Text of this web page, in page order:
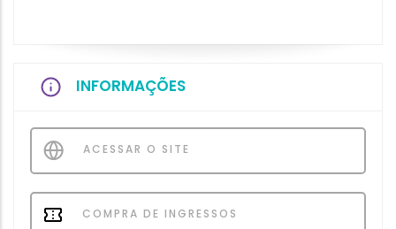
INFORMAÇÕES
ACESSAR O SITE
COMPRA DE INGRESSOS